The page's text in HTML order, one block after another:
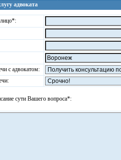
адвоката
с адвокатом:
сути Вашего вопроса*: